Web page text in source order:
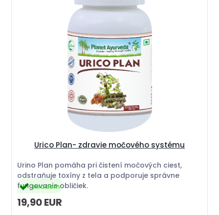
Urico Plan- zdravie močového systému
Urino Plan pomáha pri čistení močových ciest,
odstraňuje toxíny z tela a podporuje správne
fungovanie obličiek.
19,90 EUR
skladom